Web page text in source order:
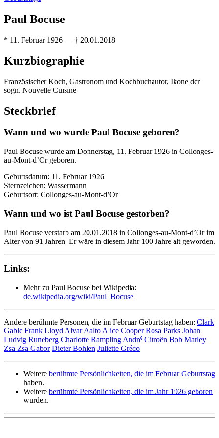
Paul Bocuse
* 11. Februar 1926 — † 20.01.2018
Kurzbiographie
Französischer Koch, Gastronom und Kochbuchautor, Ikone der
sogn. Nouvelle Cuisine
Steckbrief
Wann und wo wurde Paul Bocuse geboren?
Paul Bocuse wurde am Donnerstag, 11. Februar 1926 in Collonges-
au-Mont-d’Or geboren.
Geburtsdatum: 11. Februar 1926
Sternzeichen: Wassermann
Geburtsort: Collonges-au-Mont-d’Or
Wann und wo ist Paul Bocuse gestorben?
Paul Bocuse verstarb am 20.01.2018 in Collonges-au-Mont-d’Or im
Alter von 91 Jahren. Er wäre in diesem Jahr 100 Jahre alt geworden.
Links:
Mehr zu Paul Bocuse bei Wikipedia:
de.wikipedia.org/wiki/Paul_Bocuse
Andere berühmte Personen, die im Februar Geburtstag haben: Clark
Gable Frank Lloyd Alvar Aalto Alice Cooper Rosa Parks Johan
Ludvig Runeberg Charlotte Rampling André Citroën Bob Marley
Zsa Zsa Gabor Dieter Bohlen Juliette Gréco
Weitere berühmte Persönlichkeiten, die im Februar Geburtstag
haben.
Weitere berühmte Persönlichkeiten, die im Jahr 1926 geboren
wurden.